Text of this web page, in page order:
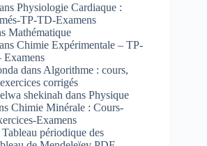
Physiologie Cardiaque :
TP-TD-Examens
Mathématique
Chimie Expérimentale – TP-
Examens
dans Algorithme : cours,
corrigés
shekinah dans Physique
Chimie Minérale : Cours-
Examens
Tableau périodique des